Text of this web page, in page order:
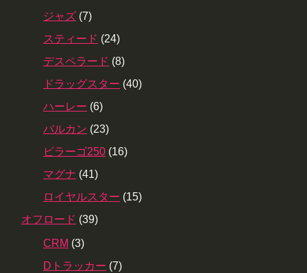
ジャズ (7)
スティード (24)
デスペラード (8)
ドラッグスター (40)
ハーレー (6)
バルカン (23)
ビラーゴ250 (16)
マグナ (41)
ロイヤルスター (15)
オフロード (39)
CRM (3)
Dトラッカー (7)